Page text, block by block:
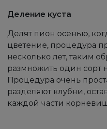
Деление куста
Делят пион осенью,
цветение, процедура
несколько лет, таким
размножить один сорт
Процедура очень
разделяют клубни,
каждой части